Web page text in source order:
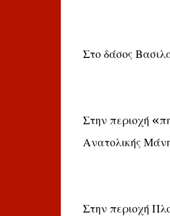
Στο δάσος
Στην περιοχή
Ανατολικής
Στην περιοχή